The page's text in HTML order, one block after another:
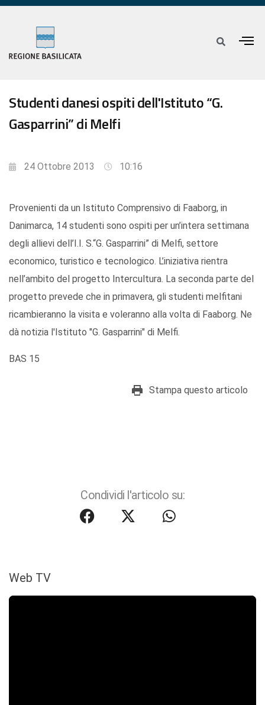
Studenti danesi ospiti dell'Istituto “G.
Gasparrini” di Melfi
24 Ottobre 2013 10:16
Provenienti da un Istituto Comprensivo di Faaborg, in
Danimarca, 14 studenti sono ospiti per un’intera settimana
degli allievi dell’I.I. S.“G. Gasparrini” di Melfi, settore
economico, turistico e tecnologico. L’iniziativa rientra
nell’ambito del progetto Intercultura. La seconda parte del
progetto prevede che in primavera, gli studenti melfitani
ricambieranno la visita e voleranno alla volta di Faaborg. Ne
dà notizia l'Istituto "G. Gasparrini" di Melfi.
BAS 15
Stampa questo articolo
Condividi l'articolo su:
Web TV